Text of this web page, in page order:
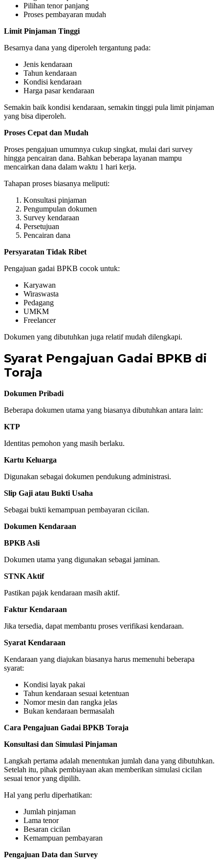
Pilihan tenor panjang
Proses pembayaran mudah
Limit Pinjaman Tinggi
Besarnya dana yang diperoleh tergantung pada:
Jenis kendaraan
Tahun kendaraan
Kondisi kendaraan
Harga pasar kendaraan
Semakin baik kondisi kendaraan, semakin tinggi pula limit pinjaman
yang bisa diperoleh.
Proses Cepat dan Mudah
Proses pengajuan umumnya cukup singkat, mulai dari survey
hingga pencairan dana. Bahkan beberapa layanan mampu
mencairkan dana dalam waktu 1 hari kerja.
Tahapan proses biasanya meliputi:
Konsultasi pinjaman
Pengumpulan dokumen
Survey kendaraan
Persetujuan
Pencairan dana
Persyaratan Tidak Ribet
Pengajuan gadai BPKB cocok untuk:
Karyawan
Wiraswasta
Pedagang
UMKM
Freelancer
Dokumen yang dibutuhkan juga relatif mudah dilengkapi.
Syarat Pengajuan Gadai BPKB di
Toraja
Dokumen Pribadi
Beberapa dokumen utama yang biasanya dibutuhkan antara lain:
KTP
Identitas pemohon yang masih berlaku.
Kartu Keluarga
Digunakan sebagai dokumen pendukung administrasi.
Slip Gaji atau Bukti Usaha
Sebagai bukti kemampuan pembayaran cicilan.
Dokumen Kendaraan
BPKB Asli
Dokumen utama yang digunakan sebagai jaminan.
STNK Aktif
Pastikan pajak kendaraan masih aktif.
Faktur Kendaraan
Jika tersedia, dapat membantu proses verifikasi kendaraan.
Syarat Kendaraan
Kendaraan yang diajukan biasanya harus memenuhi beberapa
syarat:
Kondisi layak pakai
Tahun kendaraan sesuai ketentuan
Nomor mesin dan rangka jelas
Bukan kendaraan bermasalah
Cara Pengajuan Gadai BPKB Toraja
Konsultasi dan Simulasi Pinjaman
Langkah pertama adalah menentukan jumlah dana yang dibutuhkan.
Setelah itu, pihak pembiayaan akan memberikan simulasi cicilan
sesuai tenor yang dipilih.
Hal yang perlu diperhatikan:
Jumlah pinjaman
Lama tenor
Besaran cicilan
Kemampuan pembayaran
Pengajuan Data dan Survey